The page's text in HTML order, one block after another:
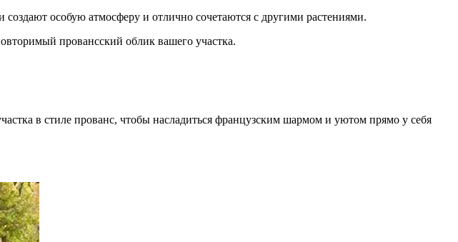
создают особую атмосферу и отлично сочетаются с другими растениями.
провансский облик вашего участка.
в стиле прованс, чтобы насладиться французским шармом и уютом прямо у себя